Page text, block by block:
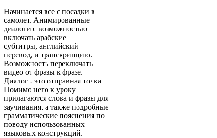
Начинается все с посадки в
самолет. Анимированные
диалоги с возможностью
включать арабские
субтитры, английский
перевод, и транскрипцию.
Возможность переключать
видео от фразы к фразе.
Диалог - это отправная точка.
Помимо него к уроку
прилагаются слова и фразы для
заучивания, а также подробные
грамматические пояснения по
поводу использованных
языковых конструкций.